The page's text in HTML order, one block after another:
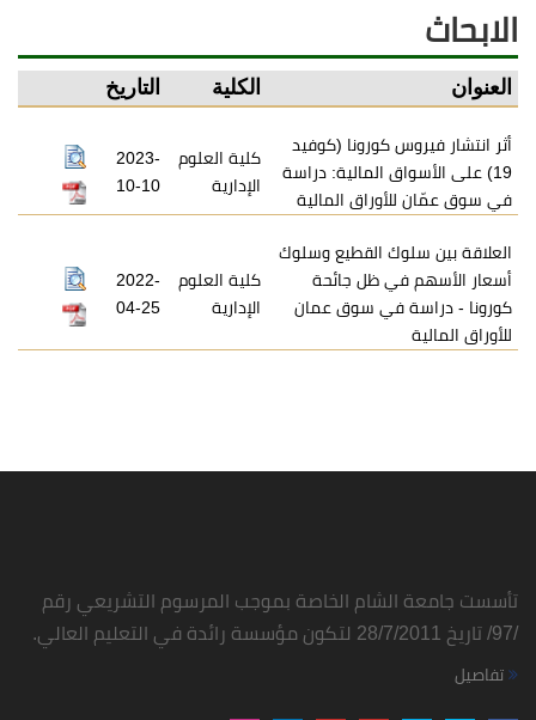
الابحاث
العنوان الكلية التاريخ
أثر انتشار فيروس كورونا (كوفيد
19) على الأسواق المالية: دراسة
في سوق عمّان للأوراق المالية
كلية العلوم
الإدارية
2023-
10-10
العلاقة بين سلوك القطيع وسلوك
أسعار الأسهم في ظل جائحة
كورونا - دراسة في سوق عمان
للأوراق المالية
كلية العلوم
الإدارية
2022-
04-25
تأسست جامعة الشام الخاصة بموجب المرسوم التشريعي رقم
/97/ تاريخ 28/7/2011 لتكون مؤسسة رائدة في التعليم العالي.
تفاصيل